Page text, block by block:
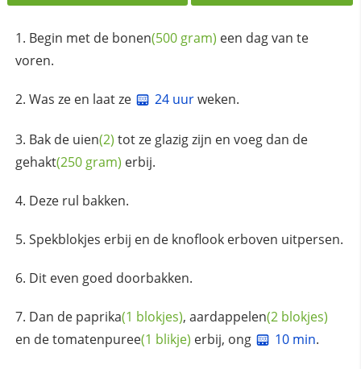
Begin met de bonen(500 gram) een dag van te
voren.
Was ze en laat ze 24 uurweken.
Bak de uien(2) tot ze glazig zijn en voeg dan de
gehakt(250 gram) erbij.
Deze rul bakken.
Spekblokjes erbij en de knoflook erboven uitpersen.
Dit even goed doorbakken.
Dan de paprika(1 blokjes), aardappelen(2 blokjes)
en detomatenpuree(1 blikje) erbij, ong 10 min.